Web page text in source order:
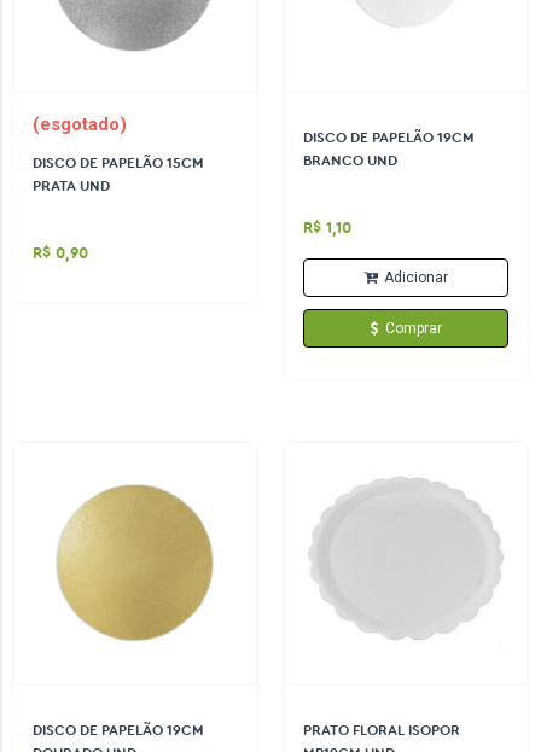
(esgotado)
DISCO DE PAPELÃO 15CM
PRATA UND
R$ 0,90
DISCO DE PAPELÃO 19CM
BRANCO UND
R$ 1,10
Adicionar
Comprar
DISCO DE PAPELÃO 19CM
PRATO FLORAL ISOPOR